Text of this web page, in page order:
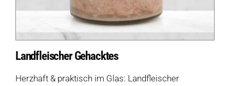
Landfleischer Gehacktes
Herzhaft & praktisch im Glas: Landfleischer